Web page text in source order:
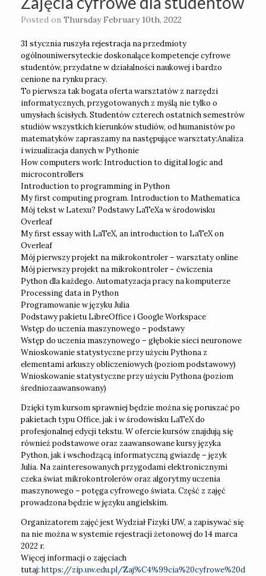
Posted on Thursday February 10th, 2022
31 stycznia ruszyła rejestracja na przedmioty
ogólnouniwersyteckie doskonalące kompetencje cyfrowe
studentów, przydatne w działalności naukowej i bardzo
cenione na rynku pracy.
To pierwsza tak bogata oferta warsztatów z narzędzi
informatycznych, przygotowanych z myślą nie tylko o
umysłach ścisłych. Studentów czterech ostatnich semestrów
studiów wszystkich kierunków studiów, od humanistów po
matematyków zapraszamy na następujące warsztaty:Analiza
i wizualizacja danych w Pythonie
How computers work: Introduction to digital logic and
microcontrollers
Introduction to programming in Python
My first computing program. Introduction to Mathematica
Mój tekst w Latexu? Podstawy LaTeXa w środowisku
Overleaf
My first essay with LaTeX, an introduction to LaTeX on
Overleaf
Mój pierwszy projekt na mikrokontroler – warsztaty online
Mój pierwszy projekt na mikrokontroler – ćwiczenia
Python dla każdego. Automatyzacja pracy na komputerze
Processing data in Python
Programowanie w języku Julia
Podstawy pakietu LibreOffice i Google Workspace
Wstęp do uczenia maszynowego – podstawy
Wstęp do uczenia maszynowego – głębokie sieci neuronowe
Wnioskowanie statystyczne przy użyciu Pythona z
elementami arkuszy obliczeniowych (poziom podstawowy)
Wnioskowanie statystyczne przy użyciu Pythona (poziom
średniozaawansowany)
Dzięki tym kursom sprawniej będzie można się poruszać po
pakietach typu Office, jak i w środowisku LaTeX do
profesjonalnej edycji tekstu. W ofercie kursów znajdują się
również podstawowe oraz zaawansowane kursy języka
Python, jak i wschodzącą informatyczną gwiazdę – język
Julia. Na zainteresowanych przygodami elektronicznymi
czeka świat mikrokontrolerów oraz algorytmy uczenia
maszynowego – potęga cyfrowego świata. Część z zajęć
prowadzona będzie w języku angielskim.
Organizatorem zajęć jest Wydział Fizyki UW, a zapisywać się
na nie można w systemie rejestracji żetonowej do 14 marca
2022 r.
Więcej informacji o zajęciach
tutaj: https://zip.uw.edu.pl/Zaj%C4%99cia%20cyfrowe%20d